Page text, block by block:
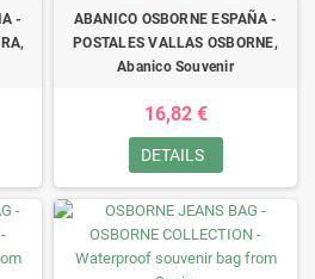
-
ABANICO OSBORNE ESPAÑA -
POSTALES VALLAS OSBORNE,
Abanico Souvenir
16,82 €
DETAILS